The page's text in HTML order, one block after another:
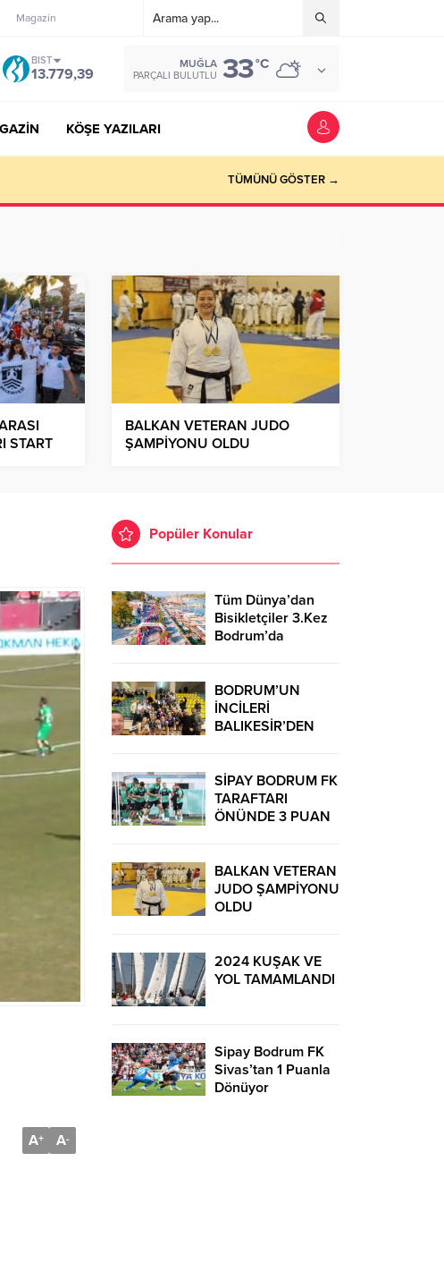
Magazin
BIST
13.779,39
MUĞLA
PARÇALI BULUTLU 33°C
KÖŞE YAZILARI
kariyer kazandırmak” TÜMÜNÜ GÖSTER →
START
BALKAN VETERAN JUDO
ŞAMPİYONU OLDU
A+ A-
Popüler Konular
Tüm Dünya’dan
Bisikletçiler 3.Kez
Bodrum’da
BODRUM’UN
İNCİLERİ
BALIKESİR’DEN
SİPAY BODRUM FK
TARAFTARI
ÖNÜNDE 3 PUAN
BALKAN VETERAN
JUDO ŞAMPİYONU
OLDU
2024 KUŞAK VE
YOL TAMAMLANDI
Sipay Bodrum FK
Sivas’tan 1 Puanla
Dönüyor